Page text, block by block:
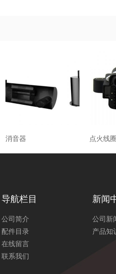
消音器 点火线圈
导航栏目
公司简介
配件目录
在线留言
联系我们
新闻
公司新
产品知